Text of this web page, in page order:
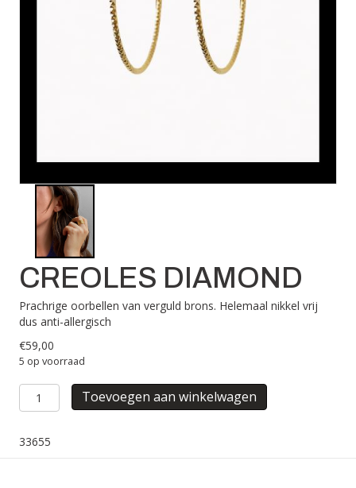
CREOLES DIAMOND
Prachrige oorbellen van verguld brons. Helemaal nikkel vrij
dus anti-allergisch
€59,00
5 op voorraad
CREOLES
DIAMOND
Toevoegen aan winkelwagen
33655